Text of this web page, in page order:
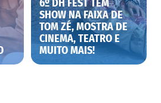
6º DH FEST TEM
SHOW NA FAIXA DE
TOM ZÉ, MOSTRA DE
CINEMA, TEATRO E
MUITO MAIS!